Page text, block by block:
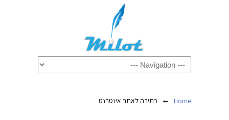
Home
← כתיבה לאתר אינטרנט